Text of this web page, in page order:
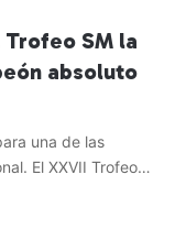
SM la
absoluto
una de las
El XXVII Trofeo…